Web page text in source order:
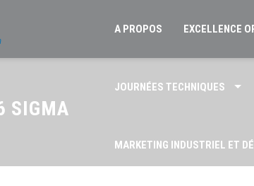
A PROPOS EXCELLENCE
JOURNÉES TECHNIQUES
MARKETING INDUSTRIEL ET
SIGMA